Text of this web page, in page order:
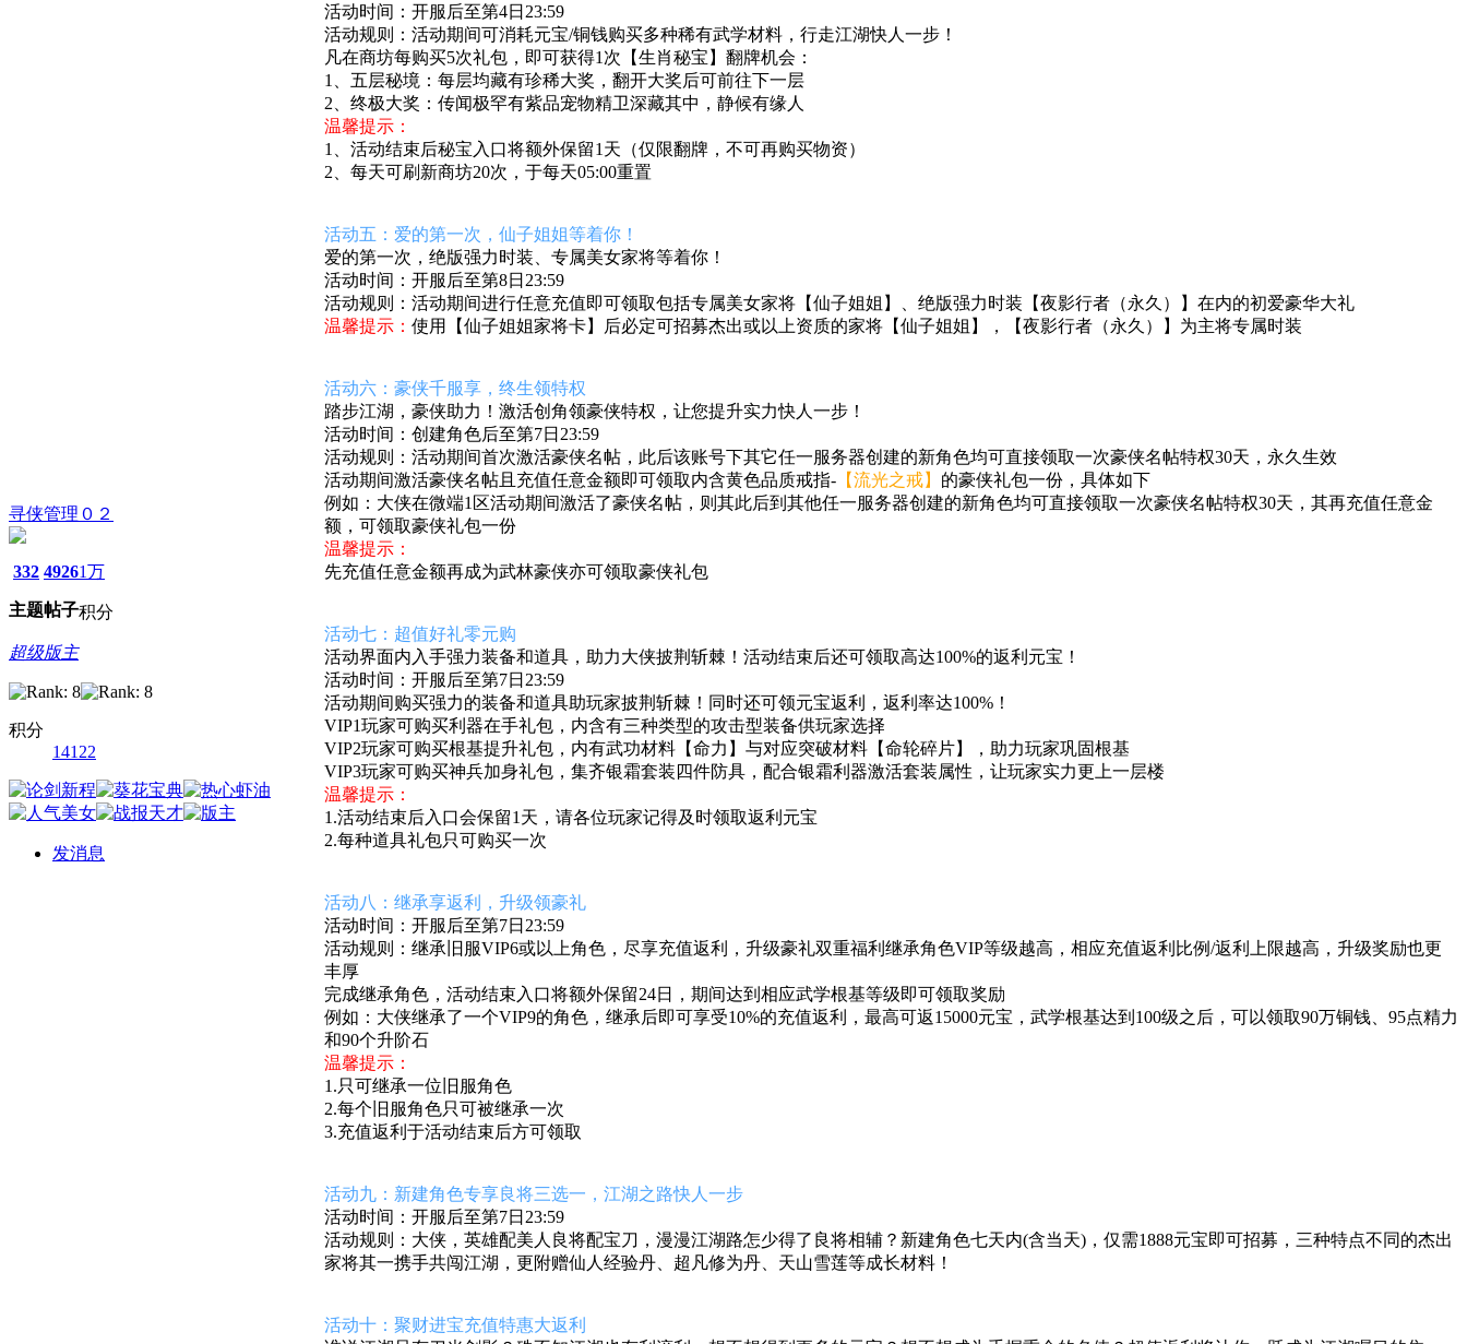
寻侠管理０２
332
主题
4926
帖子
1万
积分
超级版主
积分
14122
发消息
活动时间：开服后至第4日23:59
活动规则：活动期间可消耗元宝/铜钱购买多种稀有武学材料，行走江湖快人一步！
凡在商坊每购买5次礼包，即可获得1次【生肖秘宝】翻牌机会：
1、五层秘境：每层均藏有珍稀大奖，翻开大奖后可前往下一层
2、终极大奖：传闻极罕有紫品宠物精卫深藏其中，静候有缘人
温馨提示：
1、活动结束后秘宝入口将额外保留1天（仅限翻牌，不可再购买物资）
2、每天可刷新商坊20次，于每天05:00重置
活动五：爱的第一次， 仙子姐姐等着你！
爱的第一次，绝版强力时装、专属美女家将等着你！
活动时间：开服后至第8日23:59
活动规则：活动期间进行任意充值即可领取包括专属美女家将【仙子姐姐】、绝版强力时装【夜影行者（永久）】在内的初爱豪华大礼
温馨提示： 使用【仙子姐姐家将卡】后必定可招募杰出或以上资质的家将【仙子姐姐】，【夜影行者（永久）】为主将专属时装
活动六： 豪侠千服享，终生领特权
踏步江湖，豪侠助力！激活创角领豪侠特权，让您提升实力快人一步！
活动时间：创建角色后至第7日23:59
活动规则： 活动期间首次激活豪侠名帖，此后该账号下其它任一服务器创建的新角色均可直接领取一次豪侠名帖特权30天，永久生效
活动期间激活豪侠名帖且充值任意金额即可领取内含黄色品质戒指- 【流光之戒】 的豪侠礼包一份，具体如下
例如：大侠在微端1区活动期间激活了豪侠名帖，则其此后到其他任一服务器创建的新角色均可直接领取一次豪侠名帖特权30天，其再充值任意金
额，可领取豪侠礼包一份
温馨提示：
先充值任意金额再成为武林豪侠亦可领取豪侠礼包
活动七：超值好礼零元购
活动界面内入手强力装备和道具，助力大侠披荆斩棘！活动结束后还可领取高达100%的返利元宝！
活动时间：开服后至第7日23:59
活动期间购买强力的装备和道具助玩家披荆斩棘！同时还可领元宝返利，返利率达100%！
VIP1玩家可购买利器在手礼包，内含有三种类型的攻击型装备供玩家选择
VIP2玩家可购买根基提升礼包，内有武功材料【命力】与对应突破材料【命轮碎片】，助力玩家巩固根基
VIP3玩家可购买神兵加身礼包，集齐银霜套装四件防具，配合银霜利器激活套装属性，让玩家实力更上一层楼
温馨提示：
1.活动结束后入口会保留1天，请各位玩家记得及时领取返利元宝
2.每种道具礼包只可购买一次
活动八：继承享返利，升级领豪礼
活动时间：开服后至第7日23:59
活动规则：继承旧服VIP6或以上角色，尽享充值返利，升级豪礼双重福利继承角色VIP等级越高，相应充值返利比例/返利上限越高，升级奖励也更
丰厚
完成继承角色，活动结束入口将额外保留24日，期间达到相应武学根基等级即可领取奖励
例如： 大侠继承了一个VIP9的角色，继承后即可享受10%的充值返利，最高可返15000元宝，武学根基达到100级之后，可以领取90万铜钱、95点精力
和90个升阶石
温馨提示：
1.只可继承一位旧服角色
2.每个旧服角色只可被继承一次
3.充值返利于活动结束后方可领取
活动九：新建角色专享良将三选一，江湖之路快人一步
活动时间：开服后至第7日23:59
活动规则：大侠，英雄配美人良将配宝刀，漫漫江湖路怎少得了良将相辅？新建角色七天内(含当天)，仅需1888元宝即可招募，三种特点不同的杰出
家将其一携手共闯江湖，更附赠仙人经验丹、超凡修为丹、天山雪莲等成长材料！
活动十：聚财进宝充值特惠大返利